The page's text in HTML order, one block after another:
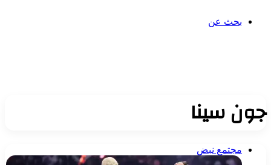
بحث عن
جون سينا
مجتمع نبض